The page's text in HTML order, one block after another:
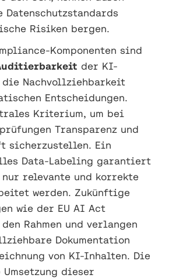
Datenschutzstandards
Risiken bergen.
Komponenten sind
der KI-
die Nachvollziehbarkeit
Entscheidungen.
Kriterium, um bei
Transparenz und
sicherzustellen. Ein
Data-Labeling garantiert
nur relevante und korrekte
werden. Zukünftige
wie der EU AI Act
Rahmen und verlangen
Dokumentation
von KI-Inhalten. Die
Umsetzung dieser